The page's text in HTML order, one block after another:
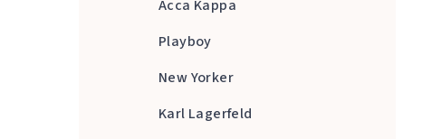
Acca Kappa
Playboy
New Yorker
Karl Lagerfeld